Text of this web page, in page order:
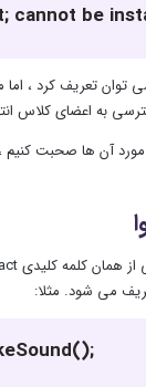
cannot be
توان تعریف کرد ، اما
به اعضای کلاس
آن ها صحبت کنیم ،
می شود. مثلا: